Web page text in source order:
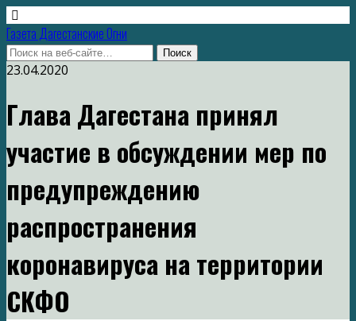
Газета Дагестанские Огни
23.04.2020
Глава Дагестана принял
участие в обсуждении мер по
предупреждению
распространения
коронавируса на территории
СКФО